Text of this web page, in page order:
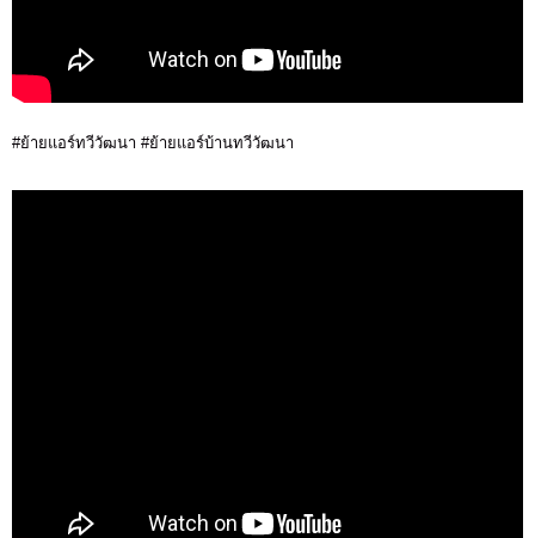
#ย้ายแอร์ทวีวัฒนา #ย้ายแอร์บ้านทวีวัฒนา